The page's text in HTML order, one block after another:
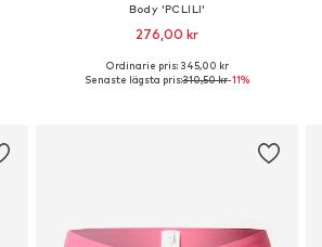
Body 'PCLILI'
276,00 kr
Tillgängliga storlekar: XS, S, M, L, XL, XXL
Ordinarie pris: 345,00 kr
Senaste lägsta pris:310,50 kr-11%